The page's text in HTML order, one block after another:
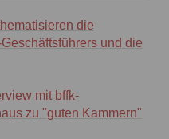
die
und die
mit bffk-
zu "guten Kammern"